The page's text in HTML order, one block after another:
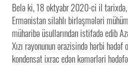
Belə ki, 18 oktyabr 2020-ci il
Ermənistan silahlı birləşmələri
müharibə üsullarından istifadə edib
Xızı rayonunun ərazisində hərbi
kondensat ixrac edən kəmərləri